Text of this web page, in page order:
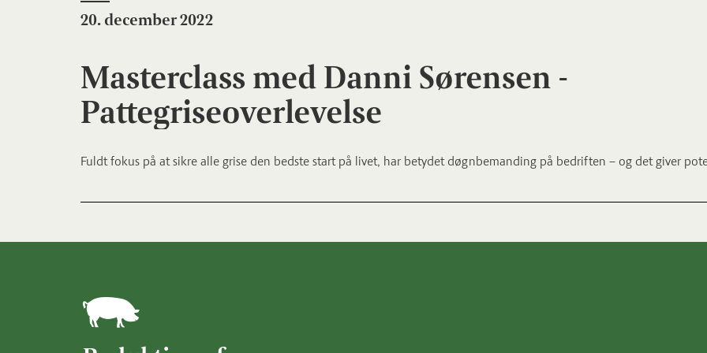
20. december 2022
Masterclass med Danni Sørensen -
Pattegriseoverlevelse
Fuldt fokus på at sikre alle grise den bedste start på livet, har betydet døgnbemanding på bedriften – og det giver